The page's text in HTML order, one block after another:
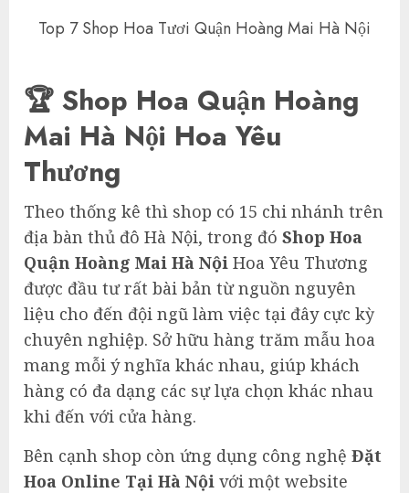
Top 7 Shop Hoa Tươi Quận Hoàng Mai Hà Nội
🏆 Shop Hoa Quận Hoàng
Mai Hà Nội Hoa Yêu
Thương
Theo thống kê thì shop có 15 chi nhánh trên
địa bàn thủ đô Hà Nội, trong đó Shop Hoa
Quận Hoàng Mai Hà Nội Hoa Yêu Thương
được đầu tư rất bài bản từ nguồn nguyên
liệu cho đến đội ngũ làm việc tại đây cực kỳ
chuyên nghiệp. Sở hữu hàng trăm mẫu hoa
mang mỗi ý nghĩa khác nhau, giúp khách
hàng có đa dạng các sự lựa chọn khác nhau
khi đến với cửa hàng.
Bên cạnh shop còn ứng dụng công nghệ Đặt
Hoa Online Tại Hà Nội với một website